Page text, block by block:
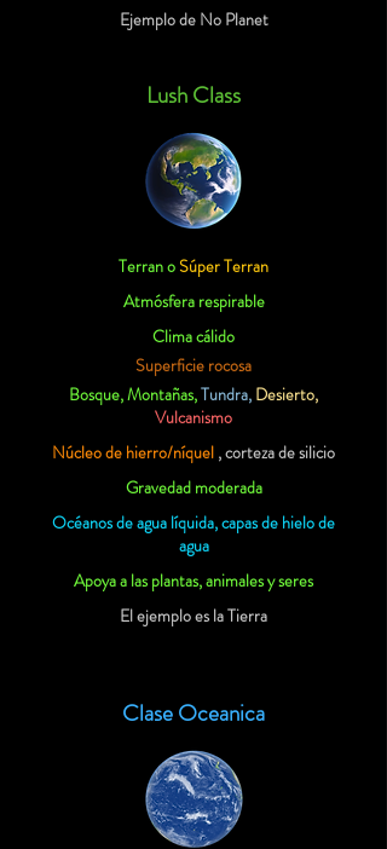
Ejemplo de No Planet
Lush Class
Terran o Súper Terran
Atmósfera respirable
Clima cálido
Superficie rocosa
Bosque, Montañas,Tundra, Desierto,
Vulcanismo
Núcleo de hierro/níquel , corteza de silicio
Gravedad moderada
Océanos de agua líquida, capas de hielo de
agua
Apoya a las plantas, animales y seres
El ejemplo es la Tierra
Clase Oceanica